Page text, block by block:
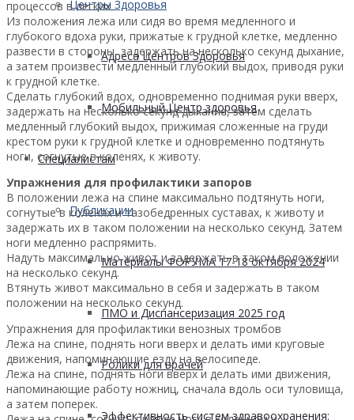
Центры Здоровья
Адреса Центров Здоровья
Мобильный Центр здоровья
Cпециалистам
Публикации
Материалы ФОРУМА 17-18 октября 2024
ПМО и Диспансеризация 2025 год
Ролики для врачей
Эффективность систем здравоохранения:
процессов в легких
Из положения лежа или сидя во время медленного и
глубокого вдоха руки, прижатые к грудной клетке, медленно
развести в стороны, задержать на несколько секунд дыхание,
а затем произвести медленный глубокий выдох, приводя руки
к грудной клетке.
Сделать глубокий вдох, одновременно поднимая руки вверх,
задержать на несколько секунд дыхание, затем сделать
медленный глубокий выдох, прижимая сложенные на груди
крестом руки к грудной клетке и одновременно подтянуть
ноги, согнутые в коленях, к животу.
Упражнения для профилактики запоров
В положении лежа на спине максимально подтянуть ноги,
согнутые в коленях и тазобедренных суставах, к животу и
задержать их в таком положении на несколько секунд. Затем
ноги медленно распрямить.
Надуть максимально живот и задержать в таком положении
на несколько секунд.
Втянуть живот максимально в себя и задержать в таком
положении на несколько секунд.
Упражнения для профилактики венозных тромбов
Лежа на спине, поднять ноги вверх и делать ими круговые
движения, напоминающие езду на велосипеде.
Лежа на спине, поднять ноги вверх и делать ими движения,
напоминающие работу ножниц, сначала вдоль оси туловища,
а затем поперек.